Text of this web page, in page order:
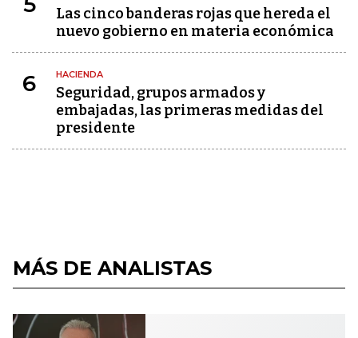
Las cinco banderas rojas que hereda el
nuevo gobierno en materia económica
6 HACIENDA
Seguridad, grupos armados y
embajadas, las primeras medidas del
presidente
MÁS DE ANALISTAS